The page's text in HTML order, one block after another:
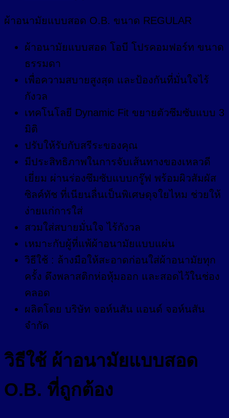
ผ้าอนามัยแบบสอด O.B. ขนาด REGULAR
ผ้าอนามัยแบบสอด โอบี โปรคอมฟอร์ท ขนาด
ธรรมดา
เพื่อความสบายสูงสุด และป้องกันที่มั่นใจไร้
กังวล
เทคโนโลยี Dynamic Fit ขยายตัวซึมซับแบบ 3
มิติ
ปรับให้รับกับสรีระของคุณ
มีประสิทธิภาพในการจับเส้นทางของเหลวดี
เยี่ยม ผ่านร่องซึมซับแบบกรู๊ฟ พร้อมผิวสัมผัส
ซิลค์ทัช ที่เนียนลื่นเป็นพิเศษดุจใยไหม ช่วยให้
ง่ายแก่การใส่
สวมใส่สบายมั่นใจ ไร้กังวล
เหมาะกับผู้ที่แพ้ผ้าอนามัยแบบแผ่น
วิธีใช้ : ล้างมือให้สะอาดก่อนใส่ผ้าอนามัยทุก
ครั้ง ดึงพลาสติกห่อหุ้มออก และสอดไว้ในช่อง
คลอด
ผลิตโดย บริษัท จอห์นสัน แอนด์ จอห์นสัน
จำกัด
วิธีใช้ ผ้าอนามัยแบบสอด
O.B. ที่ถูกต้อง